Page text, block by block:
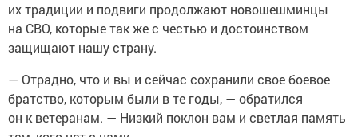
их традиции и подвиги продолжают новошешминцы
на СВО, которые так же с честью и достоинством
защищают нашу страну.
— Отрадно, что и вы и сейчас сохранили свое боевое
братство, которым были в те годы, — обратился
он к ветеранам. — Низкий поклон вам и светлая память